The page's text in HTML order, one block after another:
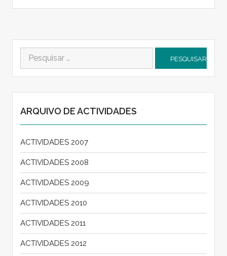
Pesquisar
por:
ARQUIVO DE ACTIVIDADES
ACTIVIDADES 2007
ACTIVIDADES 2008
ACTIVIDADES 2009
ACTIVIDADES 2010
ACTIVIDADES 2011
ACTIVIDADES 2012